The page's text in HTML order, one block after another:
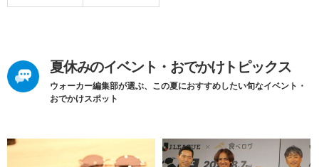
夏休みのイベント・おでかけトピックス
ウォーカー編集部が選ぶ、この夏におすすめしたい旬なイベント・
おでかけスポット